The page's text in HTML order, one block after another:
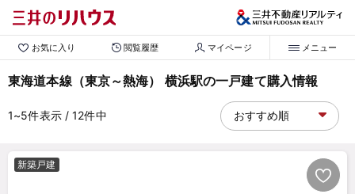
お気に入り 閲覧履歴 マイページ メニュー
東海道本線（東京～熱海） 横浜駅の一戸建て購入情報
1~5件表示/ 12件中
新築戸建